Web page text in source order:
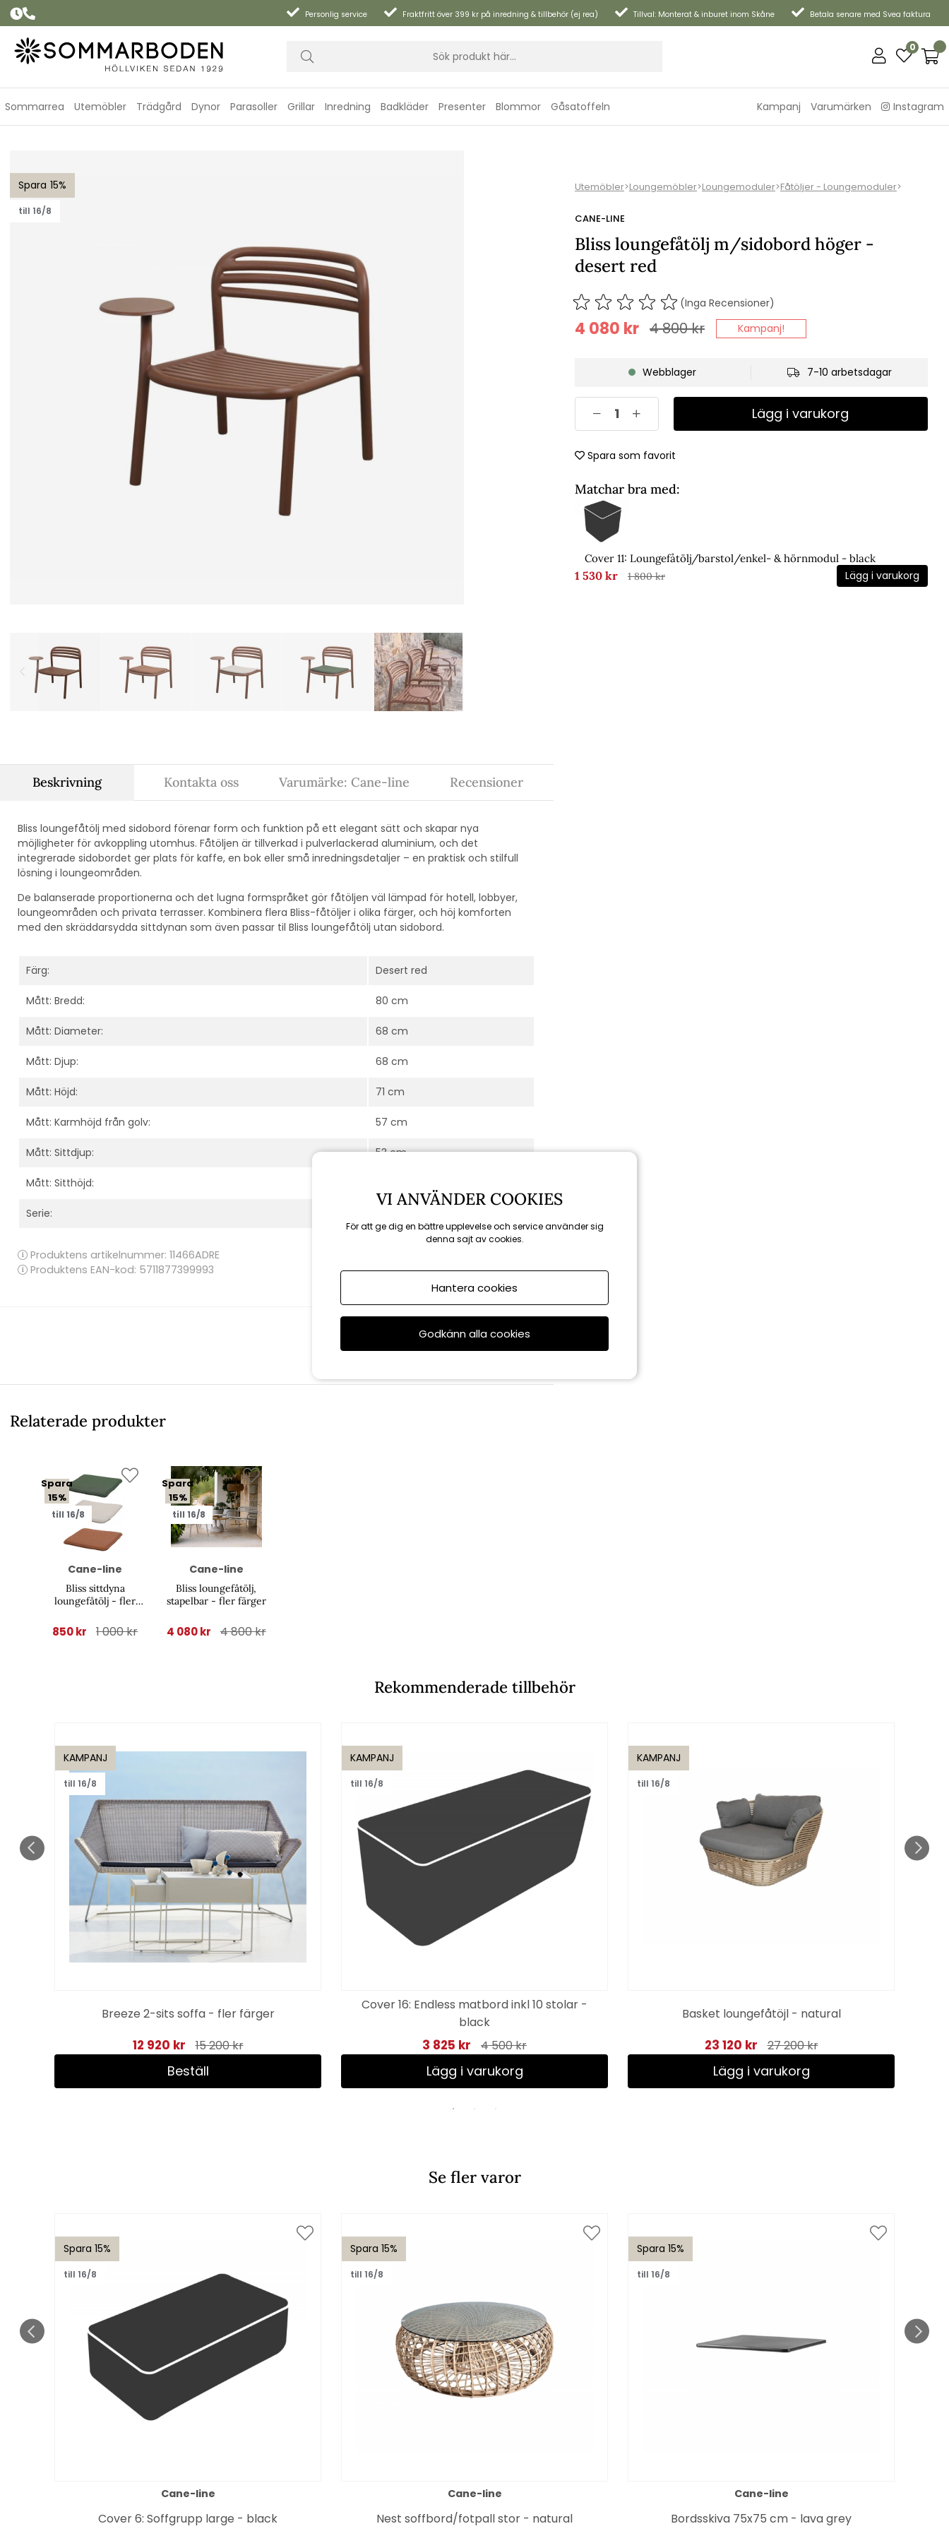
Personlig service Fraktfritt över 399 kr på inredning & tillbehör (ej rea) Tillval: Monterat & inburet inom Skåne Betala senare med Svea faktura
0
Sommarrea Utemöbler Trädgård Dynor Parasoller Grillar Inredning Badkläder Presenter Blommor Gåsatoffeln Kampanj Varumärken Instagram
15
till 16/8
Utemöbler>Loungemöbler>Loungemoduler>Fåtöljer - Loungemoduler>
CANE-LINE
Bliss loungefåtölj m/sidobord höger -
desert red
(Inga Recensioner)
4 800kr
4 080 kr Kampanj!
Webblager 7-10 arbetsdagar
Lägg i varukorg
Spara som favorit
Matchar bra med:
Cover 11: Loungefåtölj/barstol/enkel- & hörnmodul - black
1 530 kr 1 800 kr Lägg i varukorg
Beskrivning
Bliss loungefåtölj med sidobord förenar form och funktion på ett elegant sätt och skapar nya
möjligheter för avkoppling utomhus. Fåtöljen är tillverkad i pulverlackerad aluminium, och det
integrerade sidobordet ger plats för kaffe, en bok eller små inredningsdetaljer – en praktisk och stilfull
lösning i loungeområden.
De balanserade proportionerna och det lugna formspråket gör fåtöljen väl lämpad för hotell, lobbyer,
loungeområden och privata terrasser. Kombinera flera Bliss-fåtöljer i olika färger, och höj komforten
med den skräddarsydda sittdynan som även passar til Bliss loungefåtölj utan sidobord.
Färg: Desert red
Mått: Bredd: 80 cm
Mått: Diameter: 68 cm
Mått: Djup: 68 cm
Mått: Höjd: 71 cm
Mått: Karmhöjd från golv: 57 cm
Mått: Sittdjup: 53 cm
Mått: Sitthöjd:
Serie:
Produktens artikelnummer: 11466ADRE
Produktens EAN-kod: 5711877399993
Kontakta oss Varumärke: Cane-line Recensioner
Relaterade produkter
Spara
15%
till 16/8
Cane-line
Bliss sittdyna
loungefåtölj - fler
850 kr 1 000 kr
Spara
15%
till 16/8
Cane-line
Bliss loungefåtölj,
stapelbar - fler färger
4 080 kr 4 800 kr
Rekommenderade tillbehör
KAMPANJ
till 16/8
Breeze 2-sits soffa - fler färger
12 920 kr 15 200 kr
Beställ
KAMPANJ
till 16/8
Cover 16: Endless matbord inkl 10 stolar -
black
3 825 kr 4 500 kr
Lägg i varukorg
KAMPANJ
till 16/8
Basket loungefåtöjl - natural
23 120 kr 27 200 kr
Lägg i varukorg
Se fler varor
Spara 15%
till 16/8
Cane-line
Cover 6: Soffgrupp large - black
Spara 15%
till 16/8
Cane-line
Nest soffbord/fotpall stor - natural
Spara 15%
till 16/8
Cane-line
Bordsskiva 75x75 cm - lava grey
VI ANVÄNDER COOKIES
För att ge dig en bättre upplevelse och service använder sig
denna sajt av cookies.
Hantera cookies
Godkänn alla cookies